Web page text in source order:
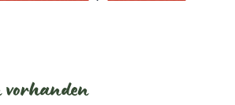
vorhanden